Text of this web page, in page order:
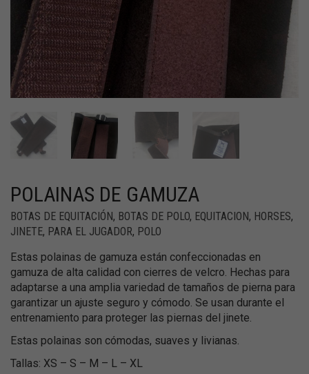
POLAINAS DE GAMUZA
BOTAS DE EQUITACIÓN, BOTAS DE POLO, EQUITACION, HORSES,
JINETE, PARA EL JUGADOR, POLO
Estas polainas de gamuza están confeccionadas en
gamuza de alta calidad con cierres de velcro. Hechas para
adaptarse a una amplia variedad de tamaños de pierna para
garantizar un ajuste seguro y cómodo. Se usan durante el
entrenamiento para proteger las piernas del jinete.
Estas polainas son cómodas, suaves y livianas.
Tallas: XS – S – M – L – XL